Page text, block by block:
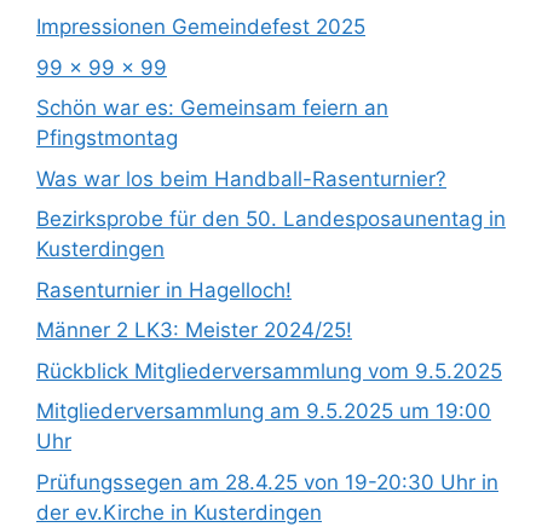
Impressionen Gemeindefest 2025
99 x 99 x 99
Schön war es: Gemeinsam feiern an
Pfingstmontag
Was war los beim Handball-Rasenturnier?
Bezirksprobe für den 50. Landesposaunentag in
Kusterdingen
Rasenturnier in Hagelloch!
Männer 2 LK3: Meister 2024/25!
Rückblick Mitgliederversammlung vom 9.5.2025
Mitgliederversammlung am 9.5.2025 um 19:00
Uhr
Prüfungssegen am 28.4.25 von 19-20:30 Uhr in
der ev.Kirche in Kusterdingen